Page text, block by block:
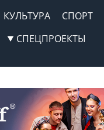
КУЛЬТУРА СПОРТ
СПЕЦПРОЕКТЫ